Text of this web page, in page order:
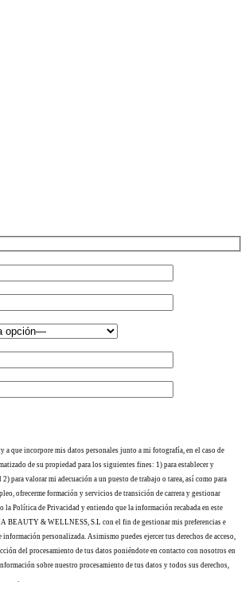
a que incorpore mis datos personales junto a mi fotografía, en el caso de
de su propiedad para los siguientes fines: 1) para establecer y
para valorar mi adecuación a un puesto de trabajo o tarea, así como para
ofrecerme formación y servicios de transición de carrera y gestionar
la Política de Privacidad y entiendo que la información recabada en este
BEAUTY & WELLNESS, S.L con el fin de gestionar mis preferencias e
información personalizada. Asimismo puedes ejercer tus derechos de acceso,
del procesamiento de tus datos poniéndote en contacto con nosotros en
información sobre nuestro procesamiento de tus datos y todos sus derechos,